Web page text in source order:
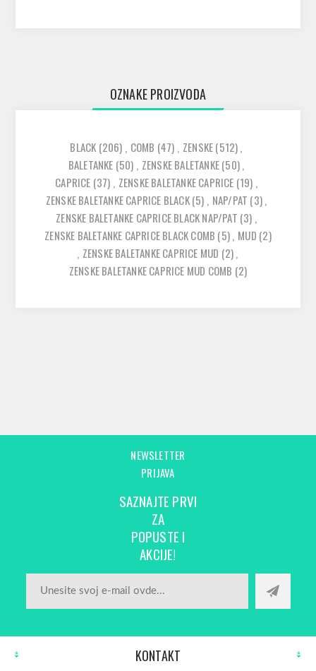
OZNAKE PROIZVODA
BLACK (206) , COMB (47) , ZENSKE(512),
BALETANKE (50) , ZENSKE BALETANKE(50),
CAPRICE (37) , ZENSKE BALETANKE CAPRICE (19) ,
ZENSKE BALETANKE CAPRICE BLACK(5) , NAP/PAT (3),
ZENSKE BALETANKE CAPRICE BLACK NAP/PAT (3) ,
ZENSKE BALETANKE CAPRICE BLACK COMB (5), MUD (2)
, ZENSKE BALETANKE CAPRICE MUD (2),
ZENSKE BALETANKE CAPRICE MUD COMB (2)
NEWSLETTER
PRIJAVA
SAZNAJTE PRVI
ZA
POPUSTE I
AKCIJE!
KONTAKT